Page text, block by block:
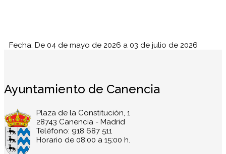
Fecha: De 04 de mayo de 2026 a 03 de julio de 2026
Ayuntamiento de Canencia
Plaza de la Constitución, 1
28743 Canencia - Madrid
Teléfono: 918 687 511
Horario de 08:00 a 15:00 h.